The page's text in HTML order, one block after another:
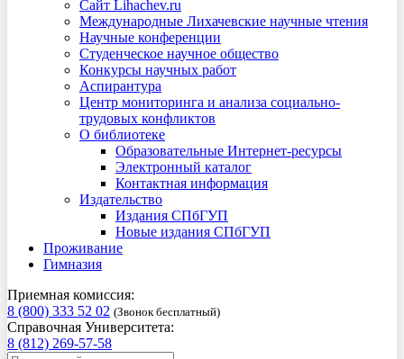
Сайт Lihachev.ru
Международные Лихачевские научные чтения
Научные конференции
Студенческое научное общество
Конкурсы научных работ
Аспирантура
Центр мониторинга и анализа социально-
трудовых конфликтов
О библиотеке
Образовательные Интернет-ресурсы
Электронный каталог
Контактная информация
Издательство
Издания СПбГУП
Новые издания СПбГУП
Проживание
Гимназия
Приемная комиссия:
8 (800) 333 52 02 (Звонок бесплатный)
Справочная Университета:
8 (812) 269-57-58